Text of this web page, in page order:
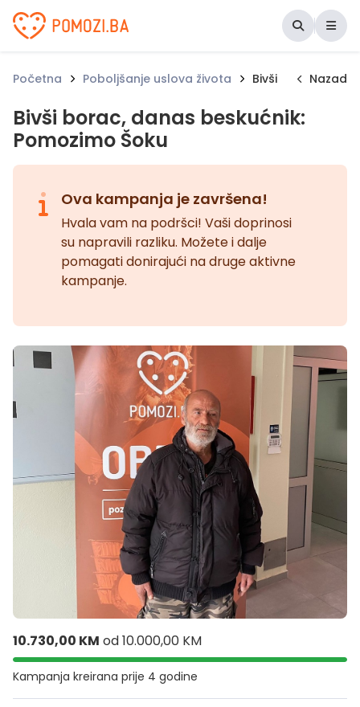
Udruženje Pomozi.ba
Početna Poboljšanje uslova života Bivši borac,Nazad
Bivši borac, danas beskućnik:
Pomozimo Šoku
Ova kampanja je završena!
Hvala vam na podršci! Vaši doprinosi
su napravili razliku. Možete i dalje
pomagati donirajući na druge aktivne
kampanje.
10.730,00 KM od10.000,00 KM
Kampanja kreirana prije 4 godine